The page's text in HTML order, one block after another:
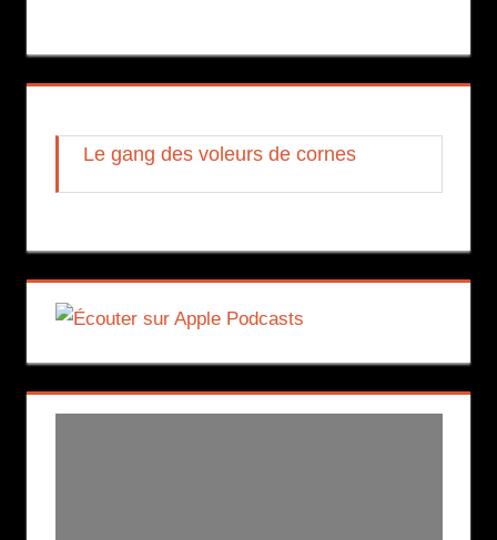
Le gang des voleurs de cornes